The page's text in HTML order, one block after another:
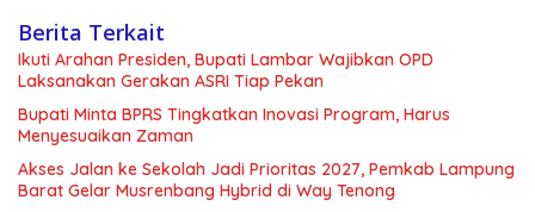
Berita Terkait
Ikuti Arahan Presiden, Bupati Lambar Wajibkan OPD
Laksanakan Gerakan ASRI Tiap Pekan
Bupati Minta BPRS Tingkatkan Inovasi Program, Harus
Menyesuaikan Zaman
Akses Jalan ke Sekolah Jadi Prioritas 2027, Pemkab Lampung
Barat Gelar Musrenbang Hybrid di Way Tenong